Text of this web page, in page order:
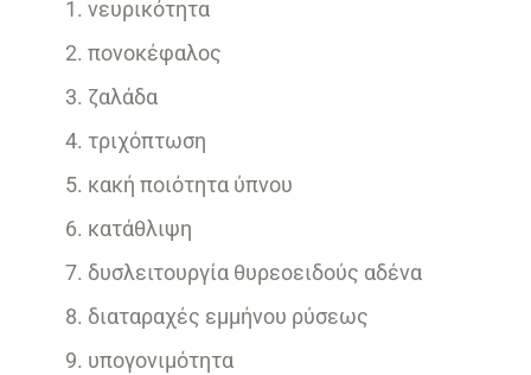
νευρικότητα
πονοκέφαλος
ζαλάδα
τριχόπτωση
κακή ποιότητα ύπνου
κατάθλιψη
δυσλειτουργία θυρεοειδούς αδένα
διαταραχές εμμήνου ρύσεως
υπογονιμότητα